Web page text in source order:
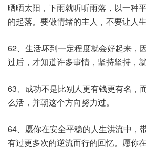
晒晒太阳，下雨就听听雨落，以一种
的起落。要做情绪的主人，不要让人
62、生活坏到一定程度就会好起来，
过后，才知道许多事情，坚持坚持，就
63、成功不是比别人更有钱更有名，
么活，并朝这个方向努力过。
64、愿你在安全平稳的人生洪流中，
有过更多次的逆流而行的回忆。愿你